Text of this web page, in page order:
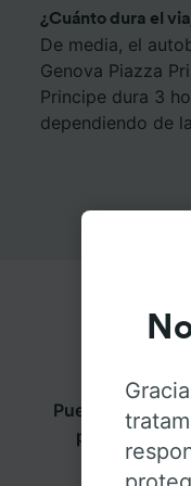
¿Cuánto dura el
De media, el
Genova Piazza
Principe dura 3
dependiendo de
Puedes viajar
pestañas